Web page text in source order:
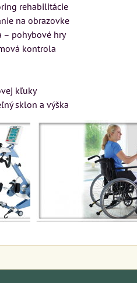
rehabilitácie
na obrazovke
– pohybové hry
kontrola
kľuky
sklon a výška